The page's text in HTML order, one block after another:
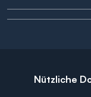
Nützliche